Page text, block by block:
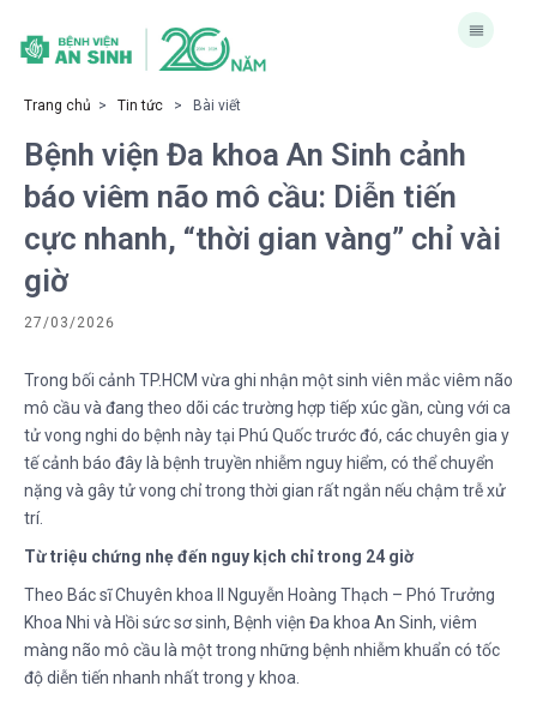
Trang chủ > Tin tức > Bài viết
Bệnh viện Đa khoa An Sinh cảnh
báo viêm não mô cầu: Diễn tiến
cực nhanh, “thời gian vàng” chỉ vài
giờ
27/03/2026
Trong bối cảnh TP.HCM vừa ghi nhận một sinh viên mắc viêm não
mô cầu và đang theo dõi các trường hợp tiếp xúc gần, cùng với ca
tử vong nghi do bệnh này tại Phú Quốc trước đó, các chuyên gia y
tế cảnh báo đây là bệnh truyền nhiễm nguy hiểm, có thể chuyển
nặng và gây tử vong chỉ trong thời gian rất ngắn nếu chậm trễ xử
trí.
Từ triệu chứng nhẹ đến nguy kịch chỉ trong 24 giờ
Theo Bác sĩ Chuyên khoa II Nguyễn Hoàng Thạch – Phó Trưởng
Khoa Nhi và Hồi sức sơ sinh, Bệnh viện Đa khoa An Sinh, viêm
màng não mô cầu là một trong những bệnh nhiễm khuẩn có tốc
độ diễn tiến nhanh nhất trong y khoa.